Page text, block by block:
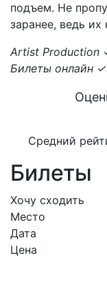
подъем. Не
заранее, ведь их
Artist Production
Билеты онлайн ✓
Средний
Билеты
Хочу сходить
Место
Дата
Цена